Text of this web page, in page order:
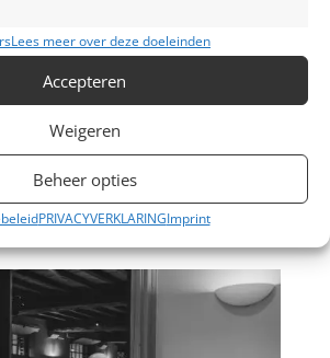
Lees meer over deze doeleinden
Accepteren
Weigeren
Beheer opties
PRIVACYVERKLARINGImprint